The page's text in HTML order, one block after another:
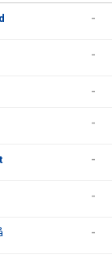
-
-
-
-
-
-
-